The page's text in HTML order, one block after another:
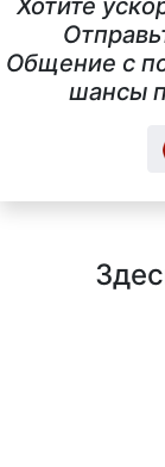
Хотите
Общение с
шансы